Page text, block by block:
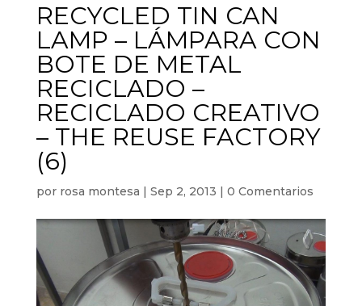
RECYCLED TIN CAN
LAMP – LÁMPARA CON
BOTE DE METAL
RECICLADO –
RECICLADO CREATIVO
– THE REUSE FACTORY
(6)
por rosa montesa | Sep 2, 2013 | 0 Comentarios